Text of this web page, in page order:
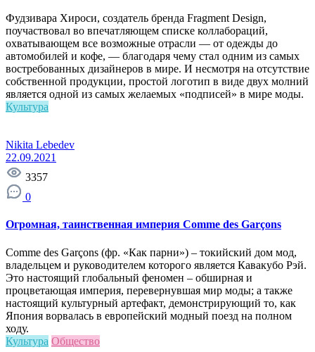
Фудзивара Хироси, создатель бренда Fragment Design,
поучаствовал во впечатляющем списке коллабораций,
охватывающем все возможные отрасли — от одежды до
автомобилей и кофе, — благодаря чему стал одним из самых
востребованных дизайнеров в мире. И несмотря на отсутствие
собственной продукции, простой логотип в виде двух молний
является одной из самых желаемых «подписей» в мире моды.
Культура
Nikita Lebedev
22.09.2021
3357
0
Огромная, таинственная империя Comme des Garçons
Comme des Garçons (фр. «Как парни») – токийский дом мод,
владельцем и руководителем которого является Кавакубо Рэй.
Это настоящий глобальный феномен – обширная и
процветающая империя, перевернувшая мир моды; а также
настоящий культурный артефакт, демонстрирующий то, как
Япония ворвалась в европейский модный поезд на полном
ходу.
Культура Общество